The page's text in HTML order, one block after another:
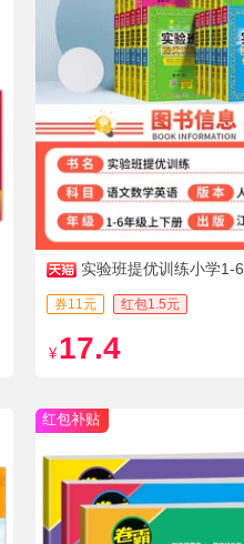
实验班提优训练小学1-6
券11元 红包1.5元
¥ 17.4
红包补贴